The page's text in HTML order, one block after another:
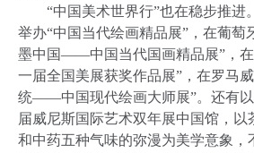
“中国美术世界行”也在稳步推进
举办“中国当代绘画精品展”，在葡萄
墨中国——中国当代国画精品展”，
一届全国美展获奖作品展”，在罗马
统——中国现代绘画大师展”。还有以
届威尼斯国际艺术双年展中国馆，以
和中药五种气味的弥漫为美学意象，